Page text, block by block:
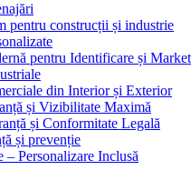
pentru construcții și industrie
pentru Identificare și
din Interior și Exterior
și Vizibilitate Maximă
și Conformitate Legală
și prevenție
Personalizare Inclusă